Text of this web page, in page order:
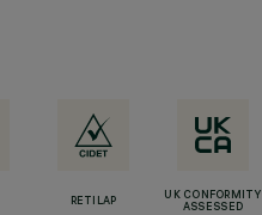
RETILAP
UK CONFORMITY
ASSESSED